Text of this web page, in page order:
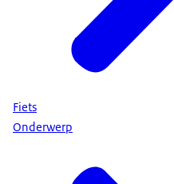
Fiets
Onderwerp